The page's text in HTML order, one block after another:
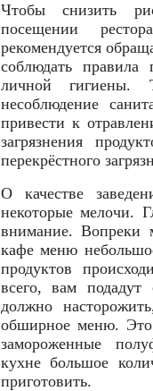
Чтобы снизить
посещении
рекомендуется
соблюдать правила
личной гигиены.
несоблюдение
привести к
загрязнения
перекрёстного
О качестве
некоторые мелочи.
внимание.
кафе меню
продуктов
всего, вам
должно
обширное меню. Это
замороженные
кухне большое
приготовить.